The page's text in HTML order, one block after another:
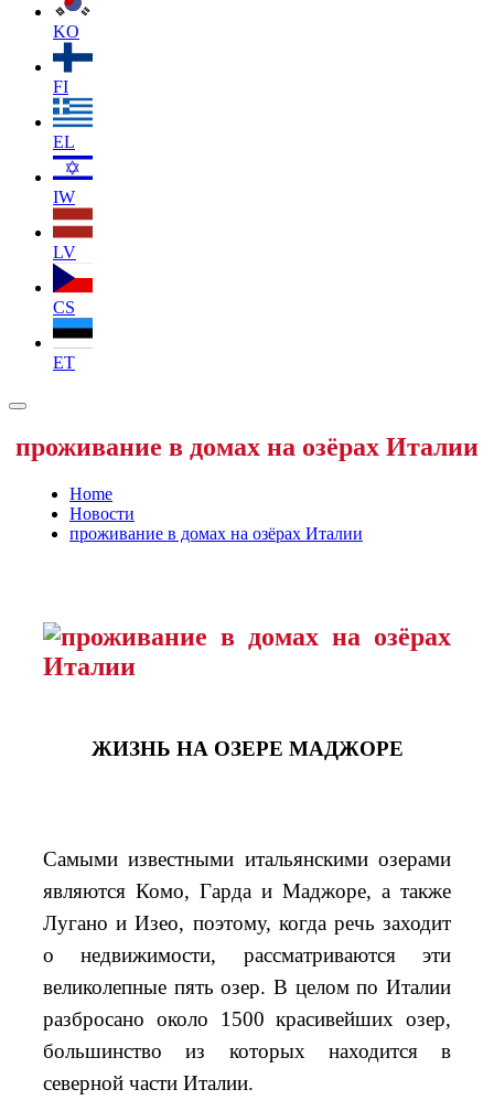
KO
FI
EL
IW
LV
CS
ET
проживание в домах на озёрах Италии
Home
Новости
проживание в домах на озёрах Италии
ЖИЗНЬ НА ОЗЕРЕ МАДЖОРЕ
Самыми известными итальянскими озерами
являются Комо, Гарда и Маджоре, а также
Лугано и Изео, поэтому, когда речь заходит
о недвижимости, рассматриваются эти
великолепные пять озер. В целом по Италии
разбросано около 1500 красивейших озер,
большинство из которых находится в
северной части Италии.